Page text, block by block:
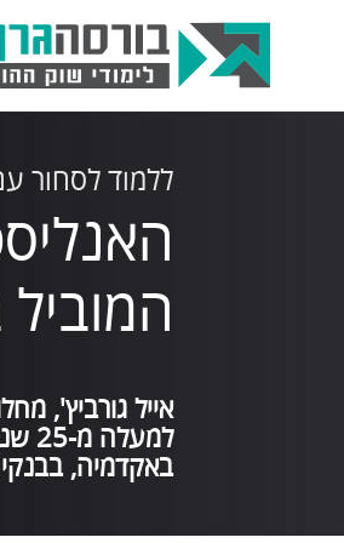
לסחור עם אייל גורביץ'
הטכני
בישראל
גורביץ', מחלוצי האנליסטים
למעלה מ-25 שנים מלמד
בבנקים, בבתי